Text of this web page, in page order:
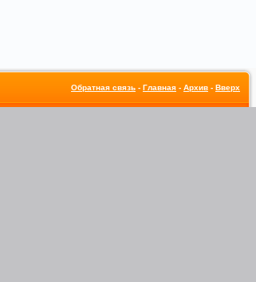
Обратная связь - Главная - Архив - Вверх